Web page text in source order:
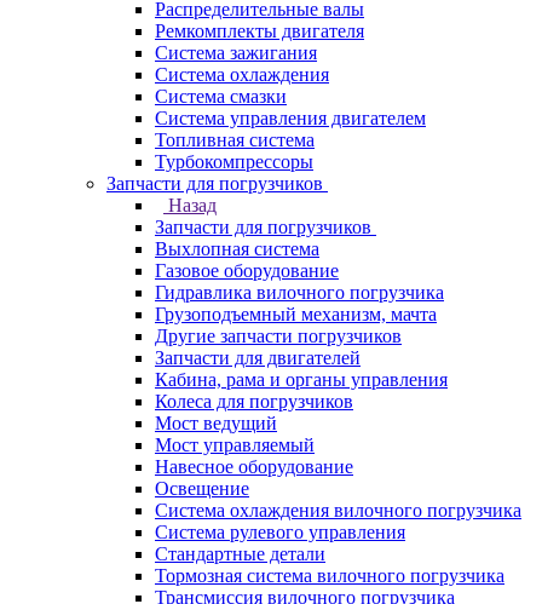
Распределительные валы
Ремкомплекты двигателя
Система зажигания
Система охлаждения
Система смазки
Система управления двигателем
Топливная система
Турбокомпрессоры
Запчасти для погрузчиков
Назад
Запчасти для погрузчиков
Выхлопная система
Газовое оборудование
Гидравлика вилочного погрузчика
Грузоподъемный механизм, мачта
Другие запчасти погрузчиков
Запчасти для двигателей
Кабина, рама и органы управления
Колеса для погрузчиков
Мост ведущий
Мост управляемый
Навесное оборудование
Освещение
Система охлаждения вилочного погрузчика
Система рулевого управления
Стандартные детали
Тормозная система вилочного погрузчика
Трансмиссия вилочного погрузчика